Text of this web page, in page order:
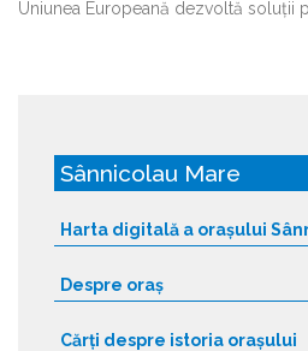
Uniunea Europeană dezvoltă soluții
Sânnicolau Mare
Harta digitală a orașului
Despre oraș
Cărți despre istoria orașului